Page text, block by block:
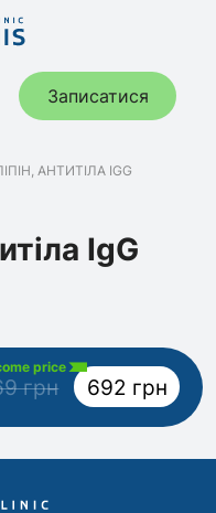
Записатися
АНТИТІЛА IGG
IgG
price
грн 692 грн